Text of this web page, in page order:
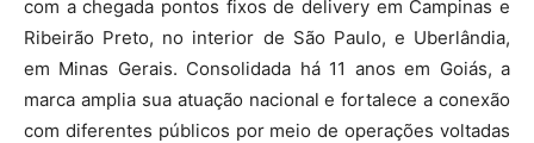
com a chegada pontos fixos de delivery em Campinas e
Ribeirão Preto, no interior de São Paulo, e Uberlândia,
em Minas Gerais. Consolidada há 11 anos em Goiás, a
marca amplia sua atuação nacional e fortalece a conexão
com diferentes públicos por meio de operações voltadas